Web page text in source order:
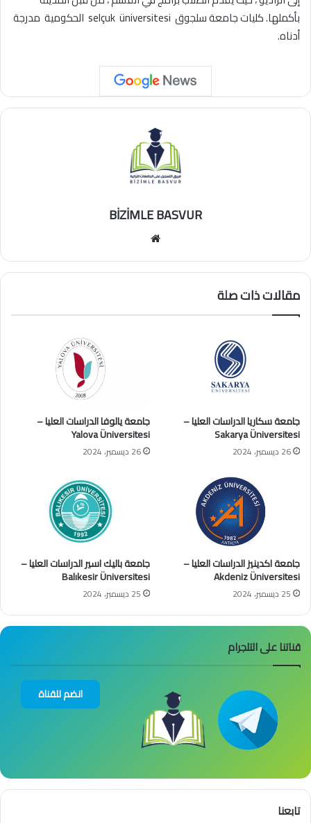
بأكملها. كليات جامعة سلجوق selçuk üniversitesi الحكومية مدرجة
أدناه.
BİZİMLE BASVUR
مقالات ذات صلة
جامعة سكاريا الدراسات العليا –
Sakarya Üniversitesi
26 ديسمبر، 2024
جامعة يالوفا الدراسات العليا –
Yalova Üniversitesi
26 ديسمبر، 2024
جامعة اكدينيز الدراسات العليا –
Akdeniz Üniversitesi
25 ديسمبر، 2024
جامعة باليك اسير الدراسات العليا –
Balıkesir Üniversitesi
25 ديسمبر، 2024
قناتنا على التلجرام
انضم للقناة
تابعنا